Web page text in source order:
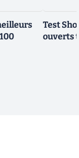
Test
ouverts